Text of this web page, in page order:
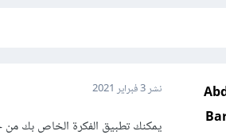
نشر3 فبراير 2021